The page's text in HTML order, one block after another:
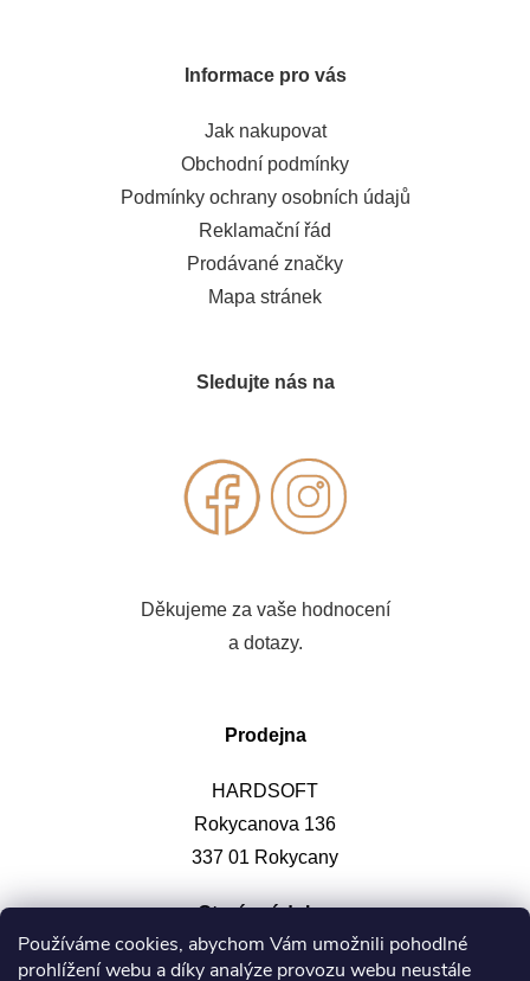
Používáme cookies, abychom Vám umožnili pohodlné
prohlížení webu a díky analýze provozu webu neustále
Informace pro vás
Jak nakupovat
Obchodní podmínky
Podmínky ochrany osobních údajů
Reklamační řád
Prodávané značky
Mapa stránek
Sledujte nás na
Děkujeme za vaše hodnocení
a dotazy.
Prodejna
HARDSOFT
Rokycanova 136
337 01 Rokycany
Otevírací doba: